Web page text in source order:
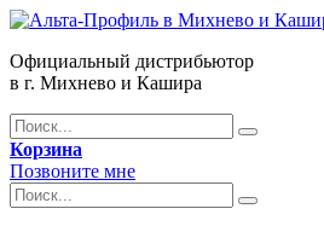
Официальный дистрибьютор
в г. Михнево и Кашира
Корзина
Позвоните мне